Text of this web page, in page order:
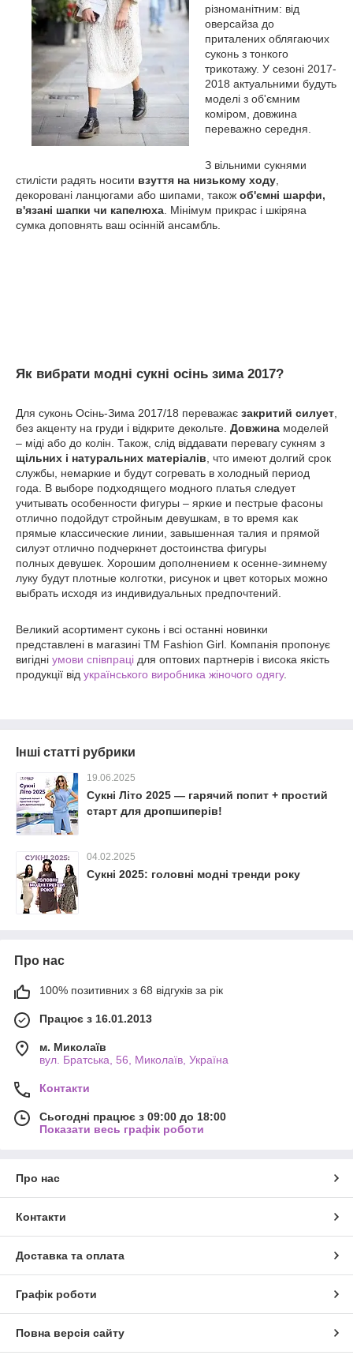
різноманітним: від
оверсайза до
приталених облягаючих
суконь з тонкого
трикотажу. У сезоні 2017-
2018 актуальними будуть
моделі з об'ємним
коміром, довжина
переважно середня.
З вільними сукнями
стилісти радять носити взуття на низькому ходу,
декоровані ланцюгами або шипами, також об'ємні шарфи,
в'язані шапки чи капелюха. Мінімум прикрас і шкіряна
сумка доповнять ваш осінній ансамбль.
Як вибрати модні сукні осінь зима 2017?
Для суконь Осінь-Зима 2017/18 переважає закритий силует
без акценту на груди і відкрите декольте. Довжина моделей
– міді або до колін. Також, слід віддавати перевагу сукням з
щільних і натуральних матеріалів , что имеют долгий срок
службы, немаркие и будут согревать в холодный период
года. В выборе подходящего модного платья следует
учитывать особенности фигуры – яркие и пестрые фасоны
отлично подойдут стройным девушкам, в то время как
прямые классические линии, завышенная талия и прямой
силуэт отлично подчеркнет достоинства фигуры
полных девушек. Хорошим дополнением к осенне-зимнему
луку будут плотные колготки, рисунок и цвет которых можно
выбрать исходя из индивидуальных предпочтений.
Великий асортимент суконь і всі останні новинки
представлені в магазині ТМ Fashion Girl. Компанія пропонує
вигідні умови співпраці для оптових партнерів і висока якість
продукції від українського виробника жіночого одягу.
Інші статті рубрики
19.06.2025
Сукні Літо 2025 — гарячий попит + простий
старт для дропшиперів!
04.02.2025
Сукні 2025: головні модні тренди року
Про нас
100% позитивних з 68 відгуків за рік
Працює з 16.01.2013
м. Миколаїв
вул. Братська, 56, Миколаїв, Україна
Контакти
Сьогодні працює з 09:00 до 18:00
Показати весь графік роботи
Про нас
Контакти
Доставка та оплата
Графік роботи
Повна версія сайту